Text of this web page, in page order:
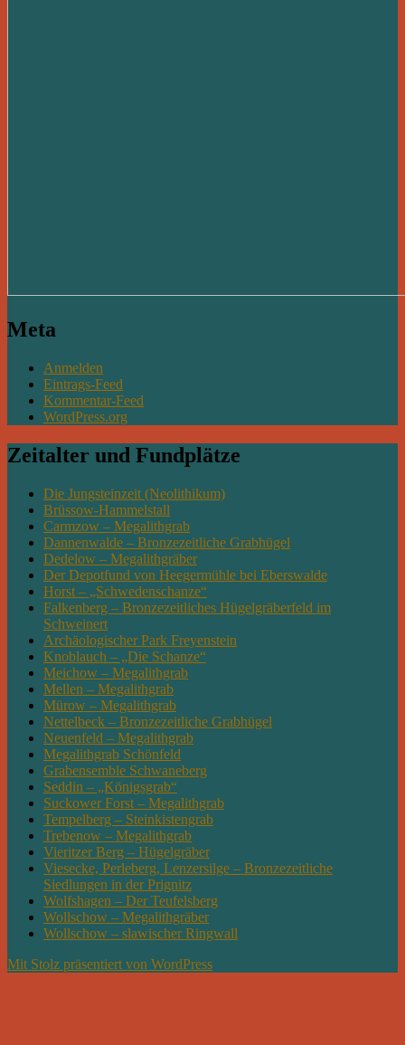
Meta
Anmelden
Eintrags-Feed
Kommentar-Feed
WordPress.org
Zeitalter und Fundplätze
Die Jungsteinzeit (Neolithikum)
Brüssow-Hammelstall
Carmzow – Megalithgrab
Dannenwalde – Bronzezeitliche Grabhügel
Dedelow – Megalithgräber
Der Depotfund von Heegermühle bei Eberswalde
Horst – „Schwedenschanze“
Falkenberg – Bronzezeitliches Hügelgräberfeld im
Schweinert
Archäologischer Park Freyenstein
Knoblauch – „Die Schanze“
Meichow – Megalithgrab
Mellen – Megalithgrab
Mürow – Megalithgrab
Nettelbeck – Bronzezeitliche Grabhügel
Neuenfeld – Megalithgrab
Megalithgrab Schönfeld
Grabensemble Schwaneberg
Seddin – „Königsgrab“
Suckower Forst – Megalithgrab
Tempelberg – Steinkistengrab
Trebenow – Megalithgrab
Vieritzer Berg – Hügelgräber
Viesecke, Perleberg, Lenzersilge – Bronzezeitliche
Siedlungen in der Prignitz
Wolfshagen – Der Teufelsberg
Wollschow – Megalithgräber
Wollschow – slawischer Ringwall
Mit Stolz präsentiert von WordPress